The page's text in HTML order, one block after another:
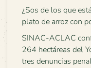
¿Sos de los que
plato de arroz con
SINAC-ACLAC
264 hectáreas del
tres denuncias